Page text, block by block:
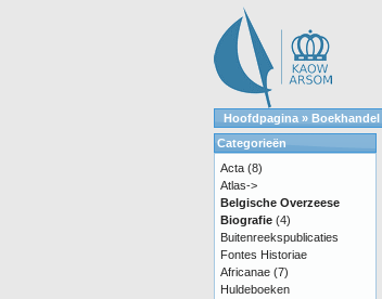
Hoofdpagina » Boekhandel
Categorieën
Acta (8)
Atlas->
Belgische Overzeese
Biografie (4)
Buitenreekspublicaties
Fontes Historiae
Africanae (7)
Huldeboeken